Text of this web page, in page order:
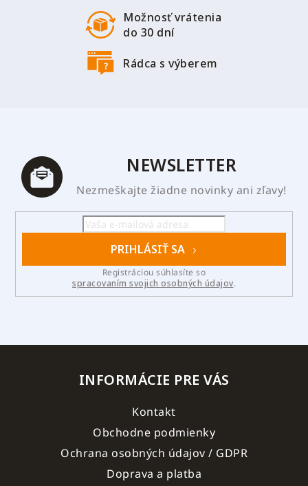
Možnosť vrátenia
do 30 dní
Rádca s výberem
NEWSLETTER
Nezmeškajte žiadne novinky ani zľavy!
PRIHLÁSIŤ SA
spracovaním svojich osobných údajov.
INFORMÁCIE PRE VÁS
Kontakt
Obchodne podmienky
Ochrana osobných údajov / GDPR
Doprava a platba